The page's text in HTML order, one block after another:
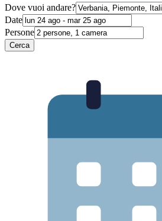
Dove vuoi andare?
Date
Persone
Cerca